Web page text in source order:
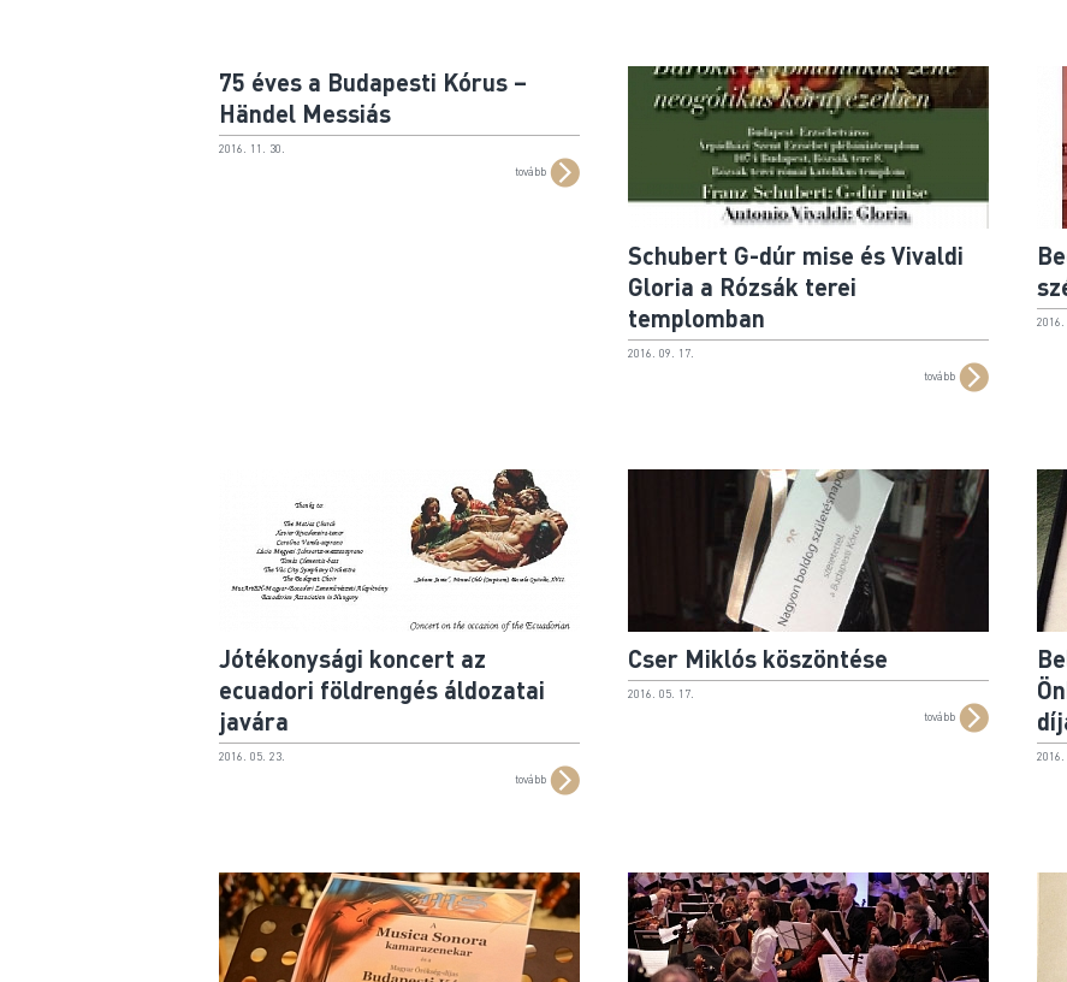
75 éves a Budapesti Kórus –
Händel Messiás
2016. 11. 30.
tovább
Schubert G-dúr mise és Vivaldi
Gloria a Rózsák terei
templomban
2016. 09. 17.
tovább
2016.
Jótékonysági koncert az
ecuadori földrengés áldozatai
javára
2016. 05. 23.
tovább
Cser Miklós köszöntése
2016. 05. 17.
tovább
2016.